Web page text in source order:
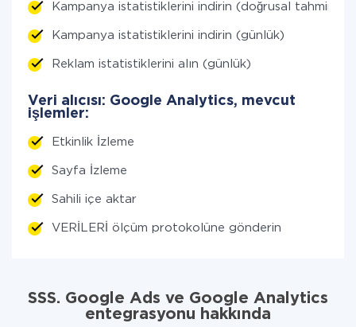
Kampanya istatistiklerini indirin (doğrusal tahmin)
Kampanya istatistiklerini indirin (günlük)
Reklam istatistiklerini alın (günlük)
Veri alıcısı: Google Analytics, mevcut
işlemler:
Etkinlik İzleme
Sayfa İzleme
Sahili içe aktar
VERİLERİ ölçüm protokolüne gönderin
SSS. Google Ads ve Google Analytics
entegrasyonu hakkında